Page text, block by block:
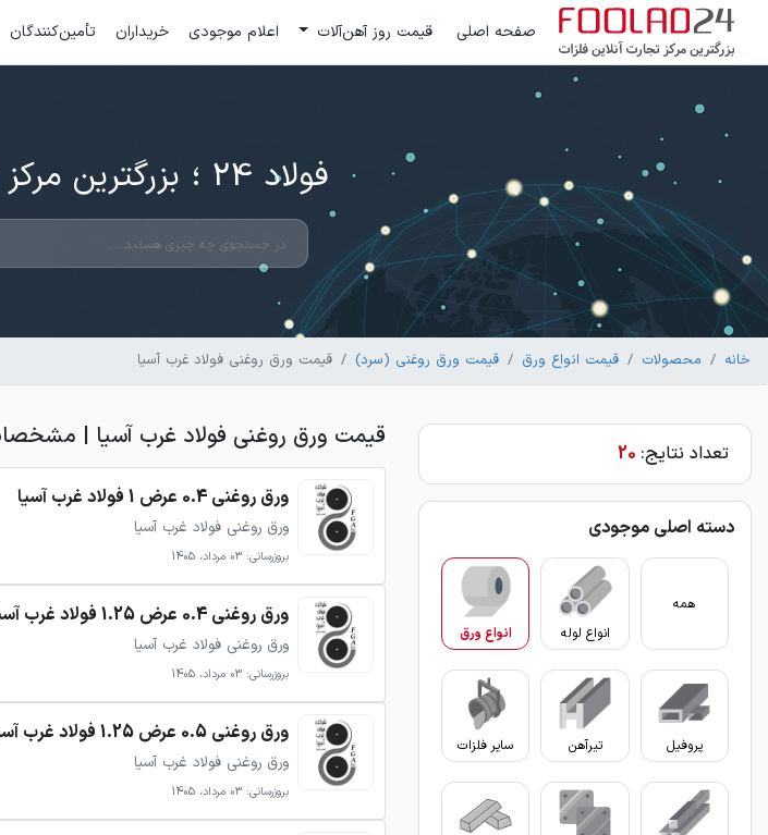
صفحه اصلی قیمت روز آهن‌آلات اعلام موجودی خریداران تأمین‌کنندگان
فولاد 24 ؛ بزرگترین مرکز تجارت آنلاین فلزات
خانه محصولات قیمت انواع ورق قیمت ورق روغنی (سرد) قیمت ورق روغنی فولاد غرب آسیا
تعداد نتایج: 20
دسته اصلی موجودی
همه
انواع لوله
انواع ورق
پروفیل تیرآهن سایر فلزات
قيمت ورق روغني فولاد غرب آسيا |
ورق روغنی 0.4 عرض 1 فولاد غرب آسیا
ورق روغنی فولاد غرب آسیا
بروزرسانی: 03 مرداد، 1405
ورق روغنی 0.4 عرض 1.25 فولاد غرب آسیا
ورق روغنی فولاد غرب آسیا
بروزرسانی: 03 مرداد، 1405
ورق روغنی 0.5 عرض 1.25 فولاد غرب آسیا
ورق روغنی فولاد غرب آسیا
بروزرسانی: 03 مرداد، 1405